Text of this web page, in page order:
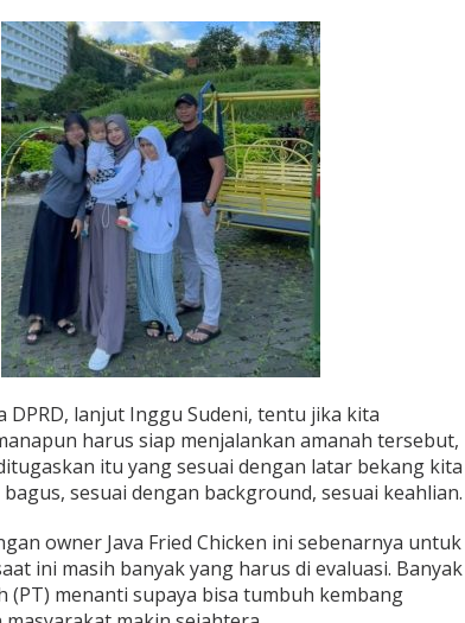
DPRD, lanjut Inggu Sudeni, tentu jika kita
harus siap menjalankan amanah tersebut,
itu yang sesuai dengan latar bekang kita
sesuai dengan background, sesuai keahlian.
owner Java Fried Chicken ini sebenarnya untuk
ini masih banyak yang harus di evaluasi. Banyak
(PT) menanti supaya bisa tumbuh kembang